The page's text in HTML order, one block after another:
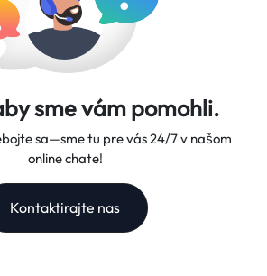
sme vám pomohli.
sa—sme tu pre vás 24/7 v našom
online chate!
Kontaktirajte nas